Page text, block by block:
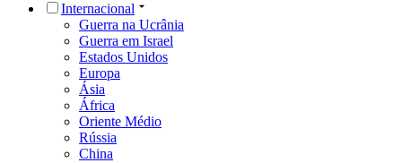
Internacional
Guerra na Ucrânia
Guerra em Israel
Estados Unidos
Europa
Ásia
África
Oriente Médio
Rússia
China